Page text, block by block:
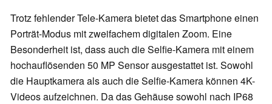
Trotz fehlender Tele-Kamera bietet das Smartphone einen
Porträt-Modus mit zweifachem digitalen Zoom. Eine
Besonderheit ist, dass auch die Selfie-Kamera mit einem
hochauflösenden 50 MP Sensor ausgestattet ist. Sowohl
die Hauptkamera als auch die Selfie-Kamera können 4K-
Videos aufzeichnen. Da das Gehäuse sowohl nach IP68